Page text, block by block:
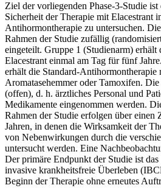
Ziel der vorliegenden Phase-3-Studie
Sicherheit der Therapie mit Elacestrant
Antihormontherapie zu untersuchen.
Rahmen der Studie zufällig
eingeteilt. Gruppe 1 (Studienarm) erhält
Elacestrant einmal am Tag für fünf
erhält die Standard-Antihormontherapie
Aromatasehemmer oder Tamoxifen.
(offen), d. h. ärztliches Personal und
Medikamente eingenommen werden.
Rahmen der Studie erfolgen über einen
Jahren, in denen die Wirksamkeit der
von Nebenwirkungen durch die
untersucht werden. Eine
Der primäre Endpunkt der Studie ist
invasive krankheitsfreie Überleben
Beginn der Therapie ohne erneutes